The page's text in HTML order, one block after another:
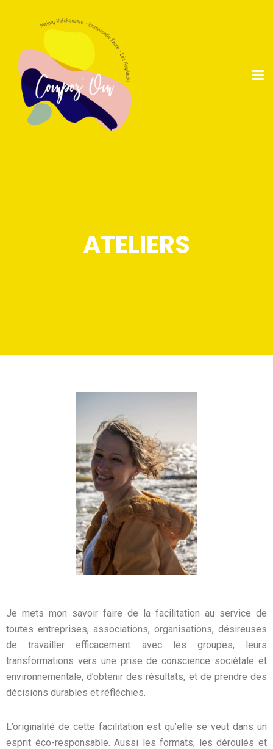
ATELIERS
Je mets mon savoir faire de la facilitation au service de
toutes entreprises, associations, organisations, désireuses
de travailler efficacement avec les groupes, leurs
transformations vers une prise de conscience sociétale et
environnementale, d’obtenir des résultats, et de prendre des
décisions durables et réfléchies.
L’originalité de cette facilitation est qu’elle se veut dans un
esprit éco-responsable. Aussi les formats, les déroulés et